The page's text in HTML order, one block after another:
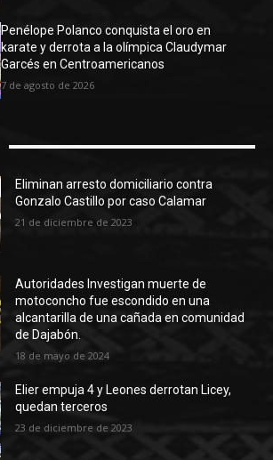
Penélope Polanco conquista el oro en
karate y derrota a la olímpica Claudymar
Garcés en Centroamericanos
7 de agosto de 2026
Eliminan arresto domiciliario contra
Gonzalo Castillo por caso Calamar
21 de diciembre de 2023
Autoridades Investigan muerte de
motoconcho fue escondido en una
alcantarilla de una cañada en comunidad
de Dajabón.
18 de mayo de 2024
Elier empuja 4 y Leones derrotan Licey,
quedan terceros
23 de diciembre de 2023